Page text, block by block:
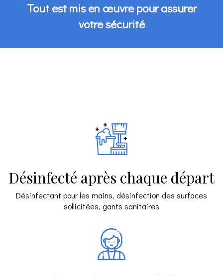
Tout est mis en œuvre pour assurer
votre sécurité
Désinfecté après chaque départ
Désinfectant pour les mains, désinfection des surfaces
sollicitées, gants sanitaires